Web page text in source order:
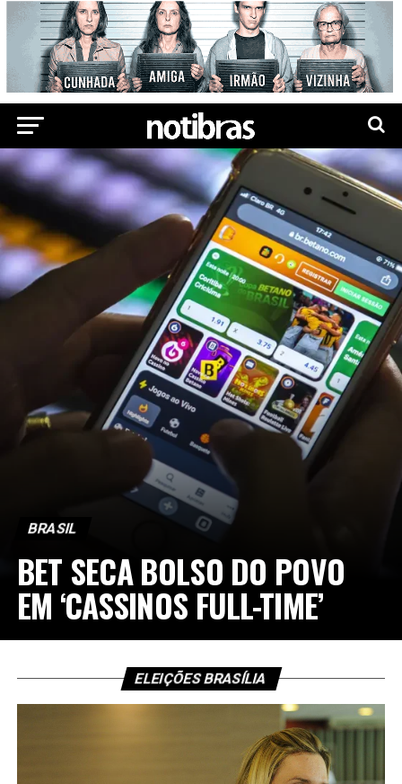
BRASIL
BET SECA BOLSO DO POVO
EM ‘CASSINOS FULL-TIME’
ELEIÇÕES BRASÍLIA